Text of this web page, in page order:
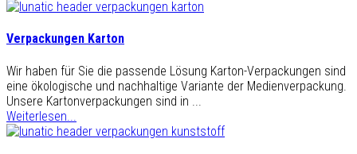
Verpackungen Karton
Wir haben für Sie die passende Lösung Karton-Verpackungen sind
eine ökologische und nachhaltige Variante der Medienverpackung.
Unsere Kartonverpackungen sind in ...
Weiterlesen...